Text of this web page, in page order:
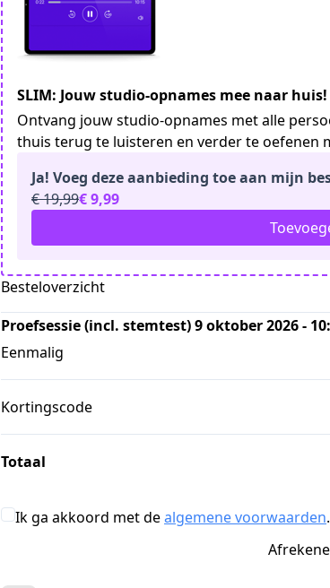
SLIM: Jouw studio-opnames mee naar huis!
Ontvang jouw studio-opnames met alle
thuis terug te luisteren en verder te oefenen
Ja! Voeg deze aanbieding toe aan mijn
€ 19,99€ 9,99
Besteloverzicht
Proefsessie (incl. stemtest) 9 oktober 2026 -
Eenmalig
Kortingscode
Totaal
Ik ga akkoord met dealgemene voorwaarden.